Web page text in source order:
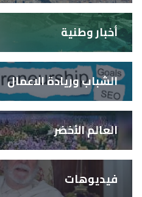
أخبار وطنية
الشباب وريادة الاعمال
العالم الأخضر
فيديوهات